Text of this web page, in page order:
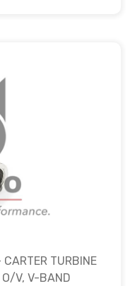
CARTER TURBINE
V, V-BAND